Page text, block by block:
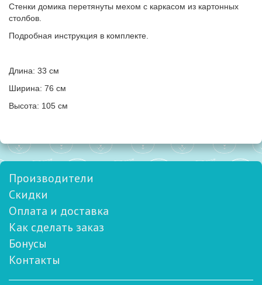
Стенки домика перетянуты мехом с каркасом из картонных
столбов.
Подробная инструкция в комплекте.
Длина: 33 см
Ширина: 76 см
Высота: 105 см
Производители
Скидки
Оплата и доставка
Как сделать заказ
Бонусы
Контакты